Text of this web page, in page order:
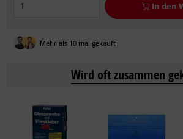
In den
Mehr als 10 mal gekauft
Wird oft zusammen